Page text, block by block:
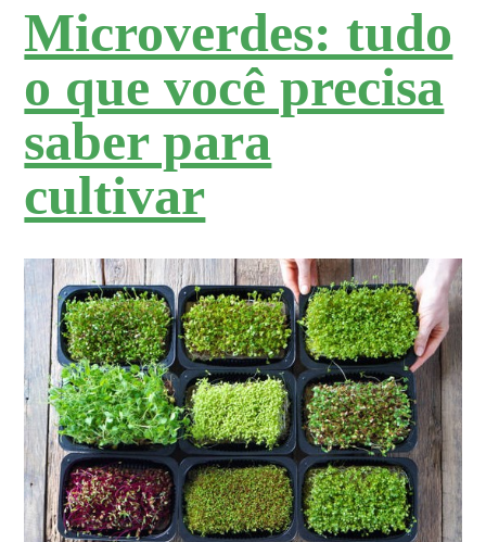
Microverdes: tudo
o que você precisa
saber para
cultivar